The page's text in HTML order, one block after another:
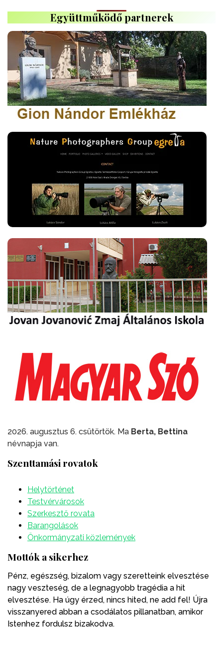
Együttműködő partnerek
2026. augusztus 6. csütörtök. Ma Berta, Bettina
névnapja van.
Szenttamási rovatok
Helytörténet
Testvérvárosok
Szerkesztő rovata
Barangolások
Önkormányzati közlemények
Mottók a sikerhez
Pénz, egészség, bizalom vagy szeretteink elvesztése
nagy veszteség, de a legnagyobb tragédia a hit
elvesztése. Ha úgy érzed, nincs hited, ne add fel! Újra
visszanyered abban a csodálatos pillanatban, amikor
Istenhez fordulsz bizakodva.